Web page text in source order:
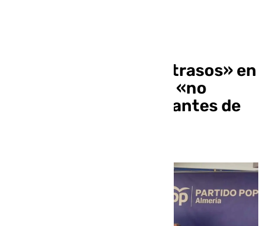
El PP lamenta los «retrasos» en
las obras del AVE que «no
llegará a la provincia antes de